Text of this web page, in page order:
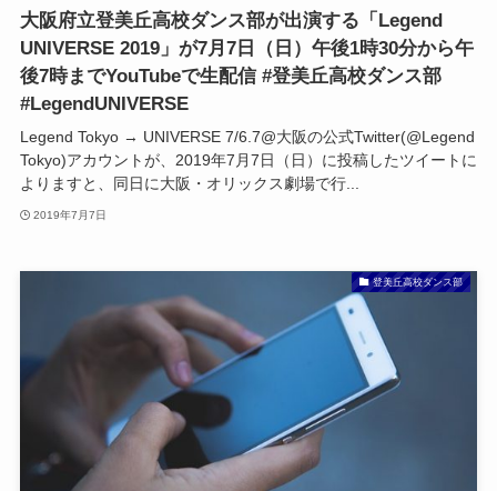
大阪府立登美丘高校ダンス部が出演する「Legend
UNIVERSE 2019」が7月7日（日）午後1時30分から午
後7時までYouTubeで生配信 #登美丘高校ダンス部
#LegendUNIVERSE
Legend Tokyo → UNIVERSE 7/6.7@大阪の公式Twitter(@Legend
Tokyo)アカウントが、2019年7月7日（日）に投稿したツイートに
よりますと、同日に大阪・オリックス劇場で行...
2019年7月7日
登美丘高校ダンス部